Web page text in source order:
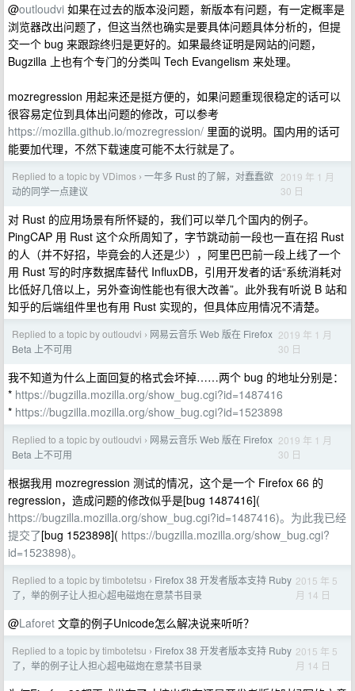
@outloudvi 如果在过去的版本没问题，新版本有问题，有一定概率是
浏览器改出问题了，但这当然也确实是要具体问题具体分析的，但提
交一个 bug 来跟踪终归是更好的。如果最终证明是网站的问题，
Bugzilla 上也有个专门的分类叫 Tech Evangelism 来处理。
mozregression 用起来还是挺方便的，如果问题重现很稳定的话可以
很容易定位到具体出问题的修改，可以参考
https://mozilla.github.io/mozregression/ 里面的说明。国内用的话可
能要加代理，不然下载速度可能不太行就是了。
Replied to a topic by VDimos › 一年多 Rust 的了解，对蠢蠢欲
动的同学一点建议
2019 年 1 月
30 日
对 Rust 的应用场景有所怀疑的，我们可以举几个国内的例子。
PingCAP 用 Rust 这个众所周知了，字节跳动前一段也一直在招 Rust
的人（并不好招，毕竟会的人还是少），阿里巴巴前一段上线了一个
用 Rust 写的时序数据库替代 InfluxDB，引用开发者的话“系统消耗对
比低好几倍以上，另外查询性能也有很大改善”。此外我有听说 B 站和
知乎的后端组件里也有用 Rust 实现的，但具体应用情况不清楚。
Replied to a topic by outloudvi › 网易云音乐 Web 版在 Firefox
Beta 上不可用
2019 年 1 月
30 日
我不知道为什么上面回复的格式会坏掉……两个 bug 的地址分别是：
* https://bugzilla.mozilla.org/show_bug.cgi?id=1487416
* https://bugzilla.mozilla.org/show_bug.cgi?id=1523898
Replied to a topic by outloudvi › 网易云音乐 Web 版在 Firefox
Beta 上不可用
2019 年 1 月
30 日
根据我用 mozregression 测试的情况，这个是一个 Firefox 66 的
regression，造成问题的修改似乎是[bug 1487416](
https://bugzilla.mozilla.org/show_bug.cgi?id=1487416)。为此我已经
提交了[bug 1523898]( https://bugzilla.mozilla.org/show_bug.cgi?
id=1523898)。
Replied to a topic by timbotetsu › Firefox 38 开发者版本支持 Ruby
了，举的例子让人担心超电磁炮在意禁书目录
2015 年 5
月 14 日
@Laforet 文章的例子Unicode怎么解决说来听听？
Replied to a topic by timbotetsu › Firefox 38 开发者版本支持 Ruby
了，举的例子让人担心超电磁炮在意禁书目录
2015 年 5
月 14 日